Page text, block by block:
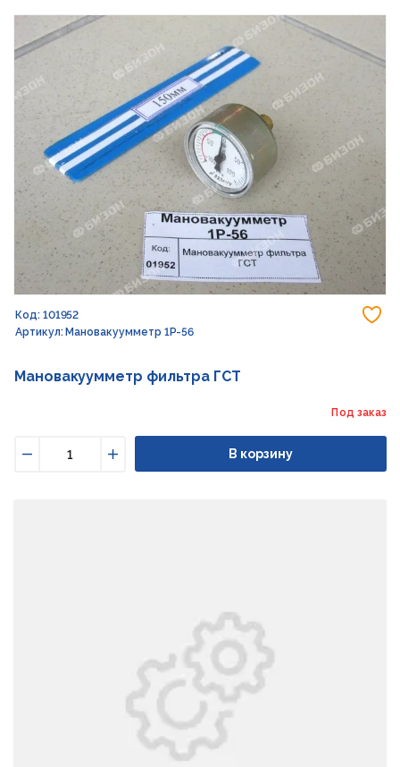
Код: 101952
Артикул: Мановакуумметр 1Р-56
Мановакуумметр фильтра ГСТ
Под заказ
Увеличить
В корзину